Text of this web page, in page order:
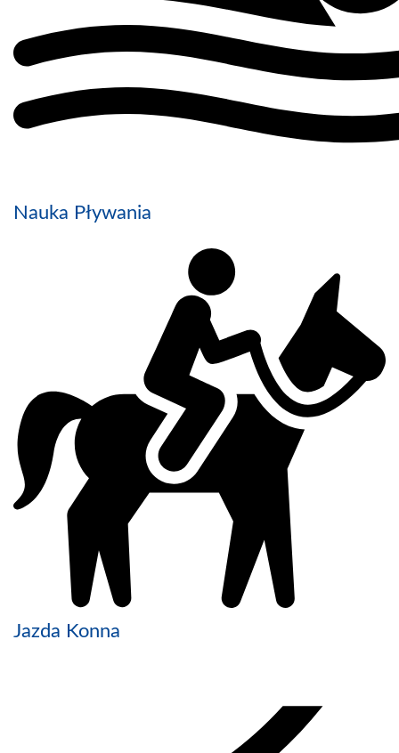
Nauka Pływania
Jazda Konna